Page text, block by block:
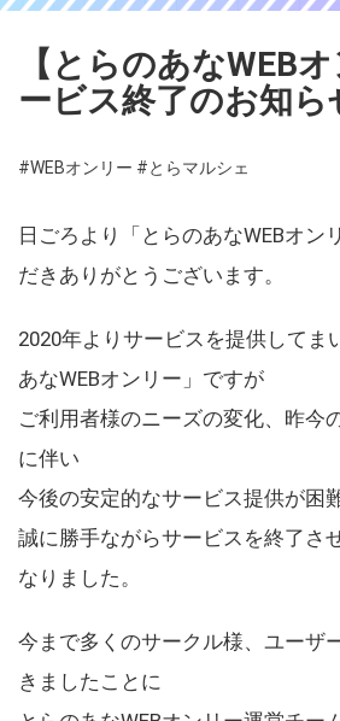
【とらのあなWEB
ービス終了のお知ら
#WEBオンリー #とらマルシェ
日ごろより「とらのあなWEBオン
だきありがとうございます。
2020年よりサービスを提供してま
あなWEBオンリー」ですが
ご利用者様のニーズの変化、昨今
に伴い
今後の安定的なサービス提供が困
誠に勝手ながらサービスを終了さ
なりました。
今まで多くのサークル様、ユーザ
きましたことに